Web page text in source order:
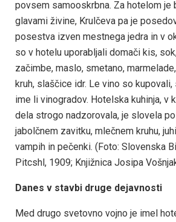
povsem samooskrbna. Za hotelom je
glavami živine, Krulčeva pa je
posestva izven mestnega jedra in v
so v hotelu uporabljali domači kis,
začimbe, maslo, smetano,
kruh, slaščice idr. Le vino so
ime li vinogradov. Hotelska kuhinja, v
dela strogo nadzorovala, je slovela
jabolčnem zavitku, mlečnem kruhu,
vampih in pečenki. (Foto: Slovenska
Pitcshl, 1909; Knjižnica Josipa
Danes v stavbi druge dejavnosti
Med drugo svetovno vojno je imel